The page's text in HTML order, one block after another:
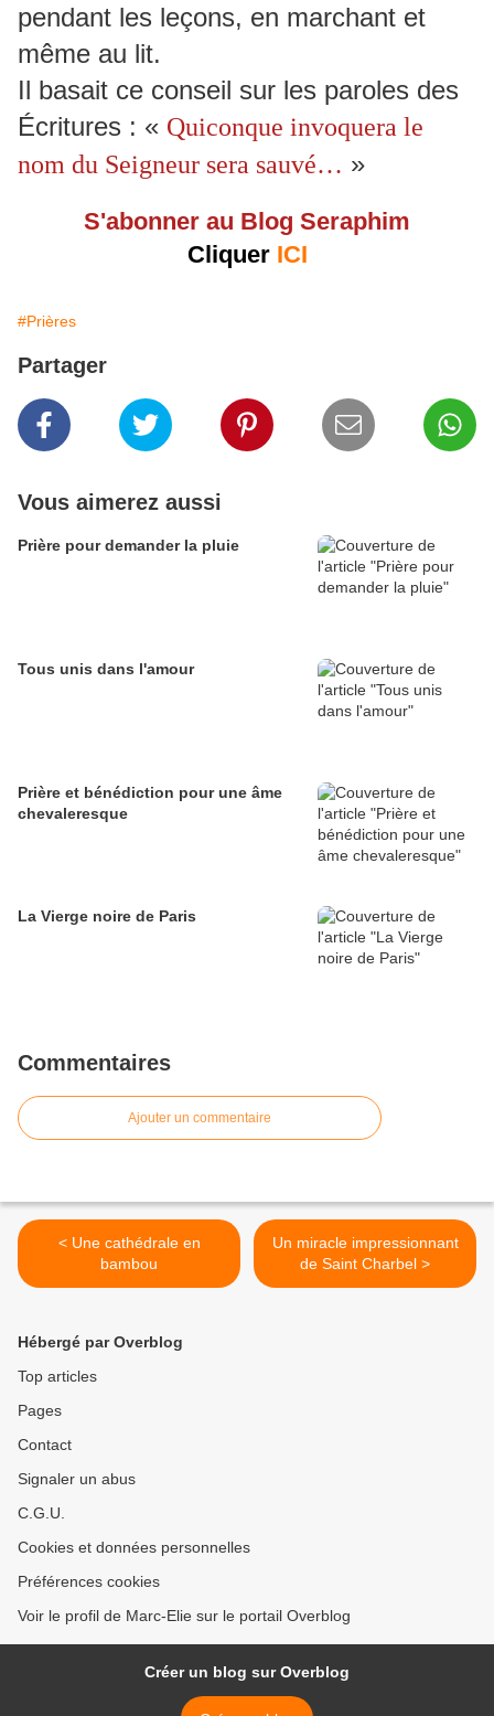
pendant les leçons, en marchant et
même au lit.
Il basait ce conseil sur les paroles des
Écritures : « Quiconque invoquera le
nom du Seigneur sera sauvé… »
S'abonner au Blog Seraphim
Cliquer ICI
#Prières
Partager
Vous aimerez aussi
Prière pour demander la pluie
Tous unis dans l'amour
Prière et bénédiction pour une âme
chevaleresque
La Vierge noire de Paris
Commentaires
Ajouter un commentaire
< Une cathédrale en
bambou
Un miracle impressionnant
de Saint Charbel >
Hébergé par Overblog
Top articles
Pages
Contact
Signaler un abus
C.G.U.
Cookies et données personnelles
Préférences cookies
Voir le profil de Marc-Elie sur le portail Overblog
Créer un blog sur Overblog